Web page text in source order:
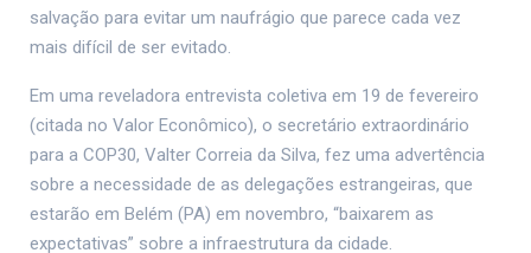
salvação para evitar um naufrágio que parece cada vez
mais difícil de ser evitado.
Em uma reveladora entrevista coletiva em 19 de fevereiro
(citada no Valor Econômico), o secretário extraordinário
para a COP30, Valter Correia da Silva, fez uma advertência
sobre a necessidade de as delegações estrangeiras, que
estarão em Belém (PA) em novembro, “baixarem as
expectativas” sobre a infraestrutura da cidade.